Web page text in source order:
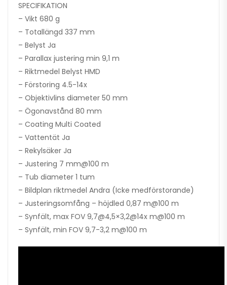
SPECIFIKATION
– Vikt 680 g
– Totallängd 337 mm
– Belyst Ja
– Parallax justering min 9,1 m
– Riktmedel Belyst HMD
– Förstoring 4.5-14x
– Objektivlins diameter 50 mm
– Ögonavstånd 80 mm
– Coating Multi Coated
– Vattentät Ja
– Rekylsäker Ja
– Justering 7 mm@100 m
– Tub diameter 1 tum
– Bildplan riktmedel Andra (Icke medförstorande)
– Justeringsomfång – höjdled 0,87 m@100 m
– Synfält, max FOV 9,7@4,5×3,2@14x m@100 m
– Synfält, min FOV 9,7-3,2 m@100 m